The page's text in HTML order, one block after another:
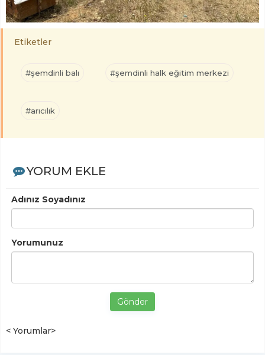
Etiketler
#şemdinli balı #şemdinli halk eğitim merkezi
#arıcılık
YORUM EKLE
Adınız Soyadınız
Yorumunuz
Gönder
< Yorumlar>